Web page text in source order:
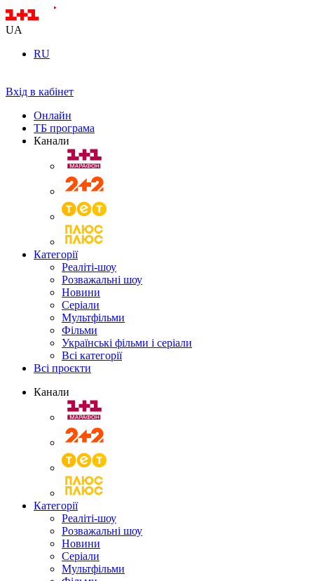
UA
RU
Вхід в кабінет
Онлайн
ТБ програма
Канали
Категорії
Реаліті-шоу
Розважальні шоу
Новини
Серіали
Мультфільми
Фільми
Українські фільми і серіали
Всі категорії
Всі проєкти
Канали
Категорії
Реаліті-шоу
Розважальні шоу
Новини
Серіали
Мультфільми